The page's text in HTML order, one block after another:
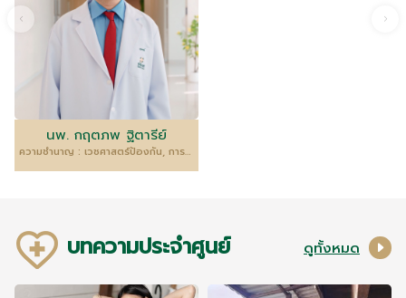
นพ. กฤตภพ ฐิตารีย์
ความชำนาญ : เวชศาสตร์ป้องกัน, การส่งเสริมและเฝ้าระวังทางสุขภาพ,การตรวจสุขภาพทางอาชีวเวชศาสตร์,การตรวจสุขภาพตามปัจจัยเสี่ยง
บทความประจำศูนย์ ดูทั้งหมด